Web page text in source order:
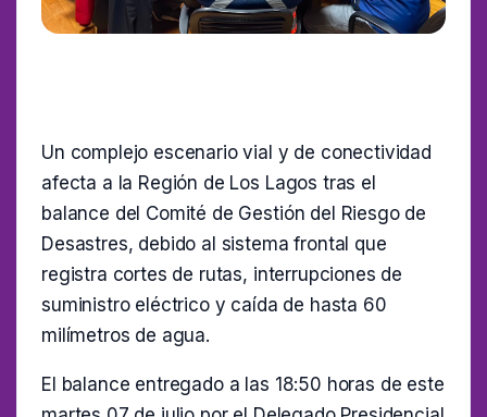
Un complejo escenario vial y de conectividad
afecta a la Región de Los Lagos tras el
balance del Comité de Gestión del Riesgo de
Desastres, debido al sistema frontal que
registra cortes de rutas, interrupciones de
suministro eléctrico y caída de hasta 60
milímetros de agua.
El balance entregado a las 18:50 horas de este